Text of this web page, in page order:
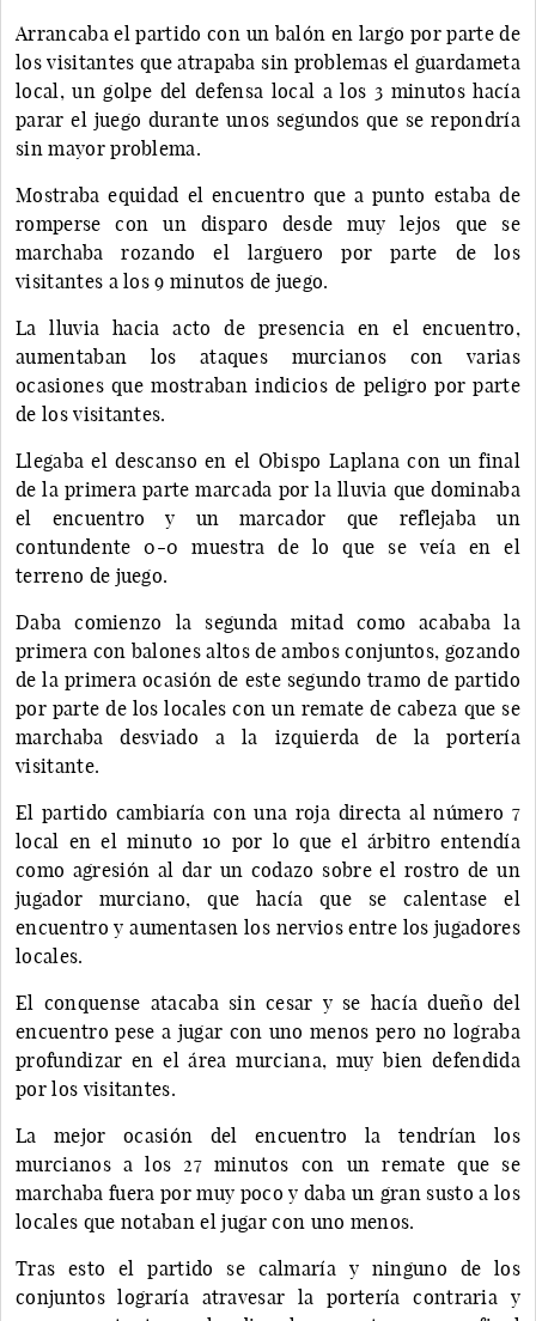
Arrancaba el partido con un balón en largo por parte de
los visitantes que atrapaba sin problemas el guardameta
local, un golpe del defensa local a los 3 minutos hacía
parar el juego durante unos segundos que se repondría
sin mayor problema.
Mostraba equidad el encuentro que a punto estaba de
romperse con un disparo desde muy lejos que se
marchaba rozando el larguero por parte de los
visitantes a los 9 minutos de juego.
La lluvia hacia acto de presencia en el encuentro,
aumentaban los ataques murcianos con varias
ocasiones que mostraban indicios de peligro por parte
de los visitantes.
Llegaba el descanso en el Obispo Laplana con un final
de la primera parte marcada por la lluvia que dominaba
el encuentro y un marcador que reflejaba un
contundente 0-0 muestra de lo que se veía en el
terreno de juego.
Daba comienzo la segunda mitad como acababa la
primera con balones altos de ambos conjuntos, gozando
de la primera ocasión de este segundo tramo de partido
por parte de los locales con un remate de cabeza que se
marchaba desviado a la izquierda de la portería
visitante.
El partido cambiaría con una roja directa al número 7
local en el minuto 10 por lo que el árbitro entendía
como agresión al dar un codazo sobre el rostro de un
jugador murciano, que hacía que se calentase el
encuentro y aumentasen los nervios entre los jugadores
locales.
El conquense atacaba sin cesar y se hacía dueño del
encuentro pese a jugar con uno menos pero no lograba
profundizar en el área murciana, muy bien defendida
por los visitantes.
La mejor ocasión del encuentro la tendrían los
murcianos a los 27 minutos con un remate que se
marchaba fuera por muy poco y daba un gran susto a los
locales que notaban el jugar con uno menos.
Tras esto el partido se calmaría y ninguno de los
conjuntos lograría atravesar la portería contraria y